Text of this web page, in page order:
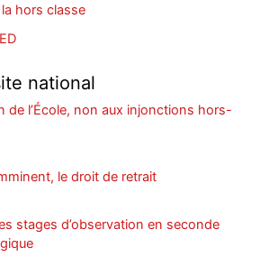
hors classe
national
de l’École, non aux injonctions hors-
le droit de retrait
stages d’observation en seconde